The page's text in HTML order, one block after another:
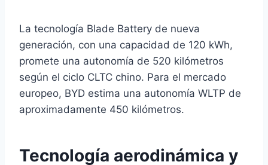
La tecnología Blade Battery de nueva
generación, con una capacidad de 120 kWh,
promete una autonomía de 520 kilómetros
según el ciclo CLTC chino. Para el mercado
europeo, BYD estima una autonomía WLTP de
aproximadamente 450 kilómetros.
Tecnología aerodinámica y